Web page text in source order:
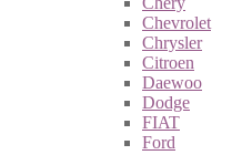
Chevrolet
Chrysler
Citroen
Daewoo
Dodge
FIAT
Ford